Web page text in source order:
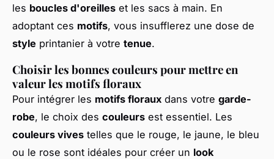
les boucles d'oreilles et les sacs à main. En
adoptant ces motifs, vous insufflerez une dose de
style printanier à votre tenue.
Choisir les bonnes couleurs pour mettre en
valeur les motifs floraux
Pour intégrer les motifs floraux dans votre garde-
robe, le choix des couleurs est essentiel. Les
couleurs vives telles que le rouge, le jaune, le bleu
ou le rose sont idéales pour créer un look